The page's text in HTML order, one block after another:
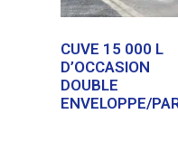
CUVE 15 000 L
D’OCCASION
DOUBLE
ENVELOPPE/